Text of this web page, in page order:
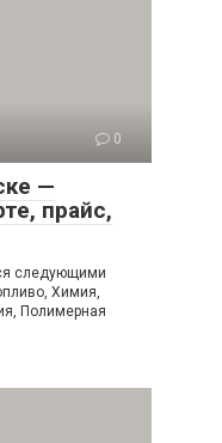
0
—
прайс,
следующими
Химия,
Полимерная